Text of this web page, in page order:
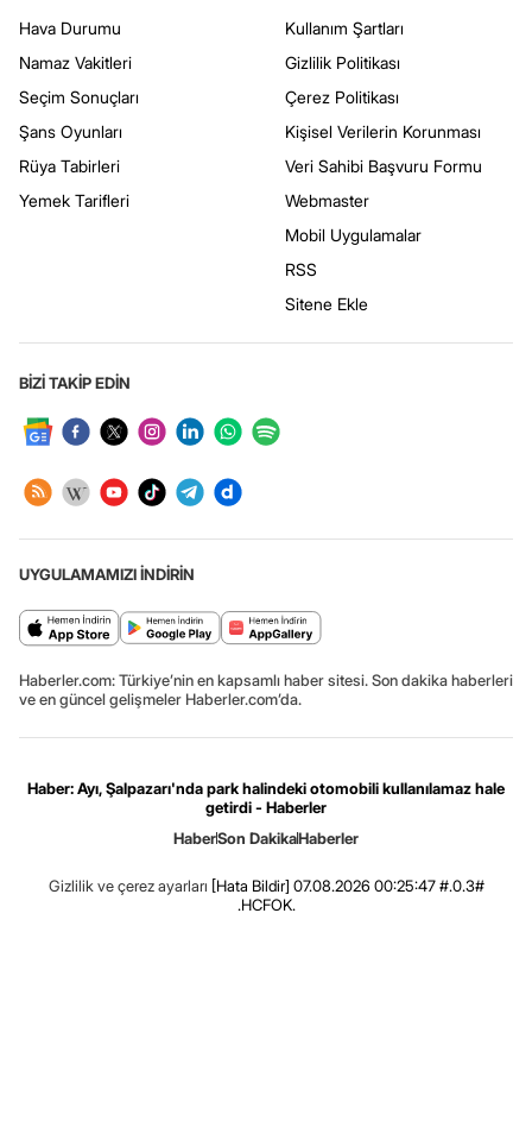
Hava Durumu
Namaz Vakitleri
Seçim Sonuçları
Şans Oyunları
Rüya Tabirleri
Yemek Tarifleri
Kullanım Şartları
Gizlilik Politikası
Çerez Politikası
Kişisel Verilerin Korunması
Veri Sahibi Başvuru Formu
Webmaster
Mobil Uygulamalar
RSS
Sitene Ekle
BİZİ TAKİP EDİN
UYGULAMAMIZI İNDİRİN
Haberler.com: Türkiye’nin en kapsamlı haber sitesi. Son dakika haberleri
ve en güncel gelişmeler Haberler.com’da.
Haber: Ayı, Şalpazarı'nda park halindeki otomobili kullanılamaz hale
getirdi - Haberler
HaberSon DakikaHaberler
Gizlilik ve çerez ayarları [Hata Bildir] 07.08.2026 00:25:47 #.0.3#
.HCFOK.